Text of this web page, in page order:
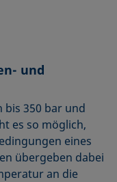
und
bis 350 bar und
es so möglich,
eines
übergeben dabei
an die